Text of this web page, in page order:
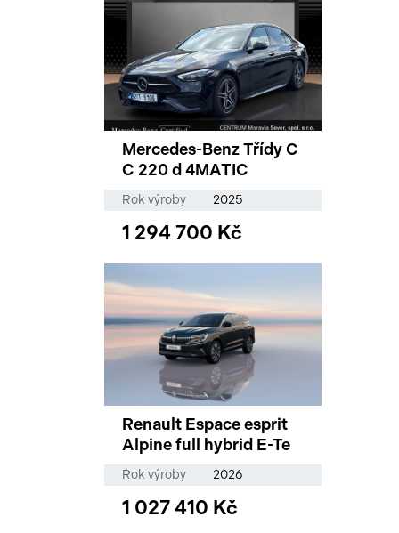
Mercedes-Benz Třídy C
C 220 d 4MATIC
Rok výroby 2025
1 294 700 Kč
Renault Espace esprit
Alpine full hybrid E-Te
Rok výroby 2026
1 027 410 Kč